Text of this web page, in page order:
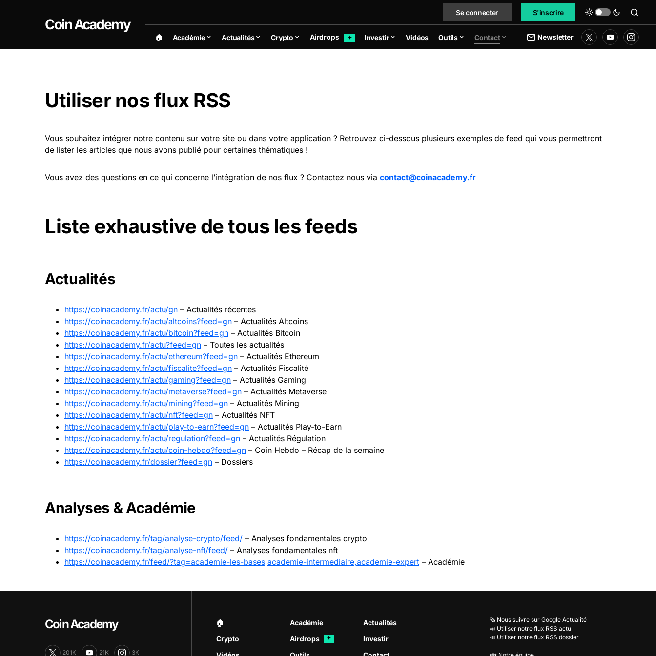
Coin Academy
Se connecter S'inscrire
🏠︎ Académie Actualités Crypto Airdrops ✦ Investir Vidéos Outils Contact Newsletter
Utiliser nos flux RSS
Vous souhaitez intégrer notre contenu sur votre site ou dans votre application ? Retrouvez ci-dessous plusieurs exemples de feed qui vous permettront
de lister les articles que nous avons publié pour certaines thématiques !
Vous avez des questions en ce qui concerne l’intégration de nos flux ? Contactez nous via contact@coinacademy.fr
Liste exhaustive de tous les feeds
Actualités
https://coinacademy.fr/actu/gn – Actualités récentes
https://coinacademy.fr/actu/altcoins?feed=gn – Actualités Altcoins
https://coinacademy.fr/actu/bitcoin?feed=gn – Actualités Bitcoin
https://coinacademy.fr/actu?feed=gn – Toutes les actualités
https://coinacademy.fr/actu/ethereum?feed=gn – Actualités Ethereum
https://coinacademy.fr/actu/fiscalite?feed=gn – Actualités Fiscalité
https://coinacademy.fr/actu/gaming?feed=gn – Actualités Gaming
https://coinacademy.fr/actu/metaverse?feed=gn – Actualités Metaverse
https://coinacademy.fr/actu/mining?feed=gn – Actualités Mining
https://coinacademy.fr/actu/nft?feed=gn – Actualités NFT
https://coinacademy.fr/actu/play-to-earn?feed=gn – Actualités Play-to-Earn
https://coinacademy.fr/actu/regulation?feed=gn – Actualités Régulation
https://coinacademy.fr/actu/coin-hebdo?feed=gn – Coin Hebdo – Récap de la semaine
https://coinacademy.fr/dossier?feed=gn – Dossiers
Analyses & Académie
https://coinacademy.fr/tag/analyse-crypto/feed/ – Analyses fondamentales crypto
https://coinacademy.fr/tag/analyse-nft/feed/ – Analyses fondamentales nft
https://coinacademy.fr/feed/?tag=academie-les-bases,academie-intermediaire,academie-expert – Académie
Coin Academy
201K 21K 3K
🏠︎ Académie
Actualités
Crypto
Airdrops ✦
Investir
🗞️ Nous suivre sur Google Actualité
📣 Utiliser notre flux RSS actu
📣 Utiliser notre flux RSS dossier